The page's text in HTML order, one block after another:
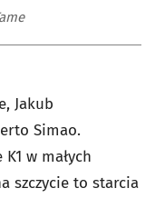
Jakub
Simao.
w małych
szczycie to starcia